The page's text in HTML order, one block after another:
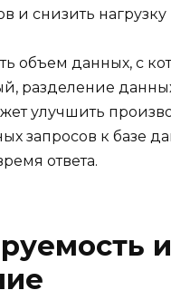
и снизить нагрузку
объем данных, с
разделение
улучшить
запросов к базе
ответа.